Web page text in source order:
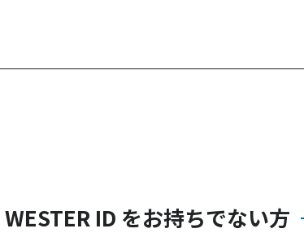
WESTER ID をお持ちでない方